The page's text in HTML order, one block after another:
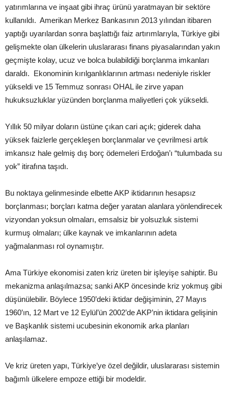
yatırımlarına ve inşaat gibi ihraç ürünü yaratmayan bir sektöre
kullanıldı. Amerikan Merkez Bankasının 2013 yılından itibaren
yaptığı uyarılardan sonra başlattığı faiz artırımlarıyla, Türkiye gibi
gelişmekte olan ülkelerin uluslararası finans piyasalarından yakın
geçmişte kolay, ucuz ve bolca bulabildiği borçlanma imkanları
daraldı. Ekonominin kırılganlıklarının artması nedeniyle riskler
yükseldi ve 15 Temmuz sonrası OHAL ile zirve yapan
hukuksuzluklar yüzünden borçlanma maliyetleri çok yükseldi.
Yıllık 50 milyar doların üstüne çıkan cari açık; giderek daha
yüksek faizlerle gerçekleşen borçlanmalar ve çevrilmesi artık
imkansız hale gelmiş dış borç ödemeleri Erdoğan’ı “tulumbada su
yok” itirafına taşıdı.
Bu noktaya gelinmesinde elbette AKP iktidarının hesapsız
borçlanması; borçları katma değer yaratan alanlara yönlendirecek
vizyondan yoksun olmaları, emsalsiz bir yolsuzluk sistemi
kurmuş olmaları; ülke kaynak ve imkanlarının adeta
yağmalanması rol oynamıştır.
Ama Türkiye ekonomisi zaten kriz üreten bir işleyişe sahiptir. Bu
mekanizma anlaşılmazsa; sanki AKP öncesinde kriz yokmuş gibi
düşünülebilir. Böylece 1950’deki iktidar değişiminin, 27 Mayıs
1960’ın, 12 Mart ve 12 Eylül’ün 2002’de AKP’nin iktidara gelişinin
ve Başkanlık sistemi ucubesinin ekonomik arka planları
anlaşılamaz.
Ve kriz üreten yapı, Türkiye’ye özel değildir, uluslararası sistemin
bağımlı ülkelere empoze ettiği bir modeldir.